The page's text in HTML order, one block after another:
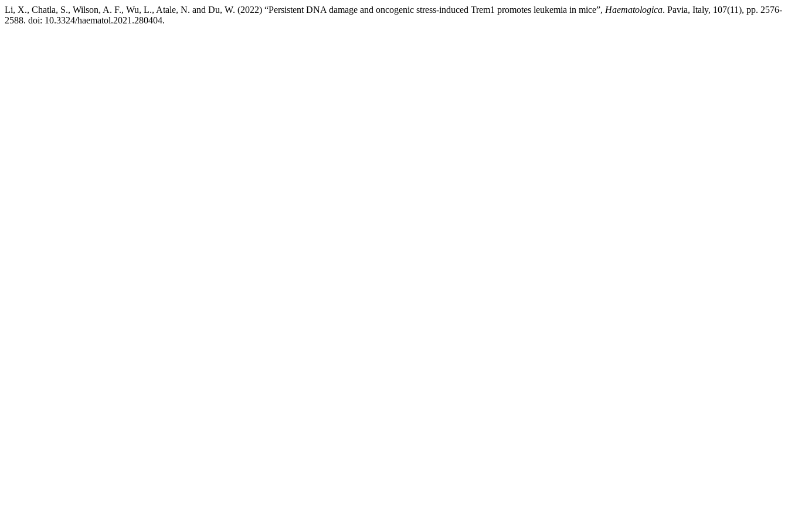
Li, X., Chatla, S., Wilson, A. F., Wu, L., Atale, N. and Du, W. (2022) “Persistent DNA damage and oncogenic stress-induced Trem1 promotes leukemia in mice”, Haematologica. Pavia, Italy, 107(11), pp. 2576-
2588. doi: 10.3324/haematol.2021.280404.